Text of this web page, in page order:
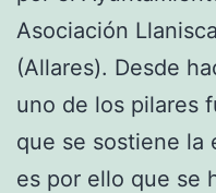
Asociación
(Allares). Desde
uno de los pilares
que se sostiene la
es por ello que se